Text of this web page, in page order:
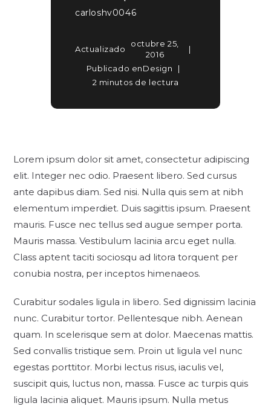
carloshv0046
Actualizado
octubre 25,
2016
Publicado enDesign
2 minutos de lectura
Lorem ipsum dolor sit amet, consectetur adipiscing
elit. Integer nec odio. Praesent libero. Sed cursus
ante dapibus diam. Sed nisi. Nulla quis sem at nibh
elementum imperdiet. Duis sagittis ipsum. Praesent
mauris. Fusce nec tellus sed augue semper porta.
Mauris massa. Vestibulum lacinia arcu eget nulla.
Class aptent taciti sociosqu ad litora torquent per
conubia nostra, per inceptos himenaeos.
Curabitur sodales ligula in libero. Sed dignissim lacinia
nunc. Curabitur tortor. Pellentesque nibh. Aenean
quam. In scelerisque sem at dolor. Maecenas mattis.
Sed convallis tristique sem. Proin ut ligula vel nunc
egestas porttitor. Morbi lectus risus, iaculis vel,
suscipit quis, luctus non, massa. Fusce ac turpis quis
ligula lacinia aliquet. Mauris ipsum. Nulla metus